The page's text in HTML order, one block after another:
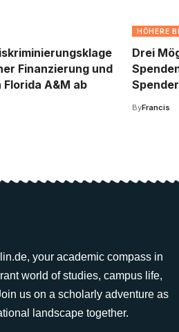
Finanzierung und
A&M ab
HÖHERE
Drei
ByFrancis
your academic compass in
world of studies, campus life,
us on a scholarly adventure as
landscape together.